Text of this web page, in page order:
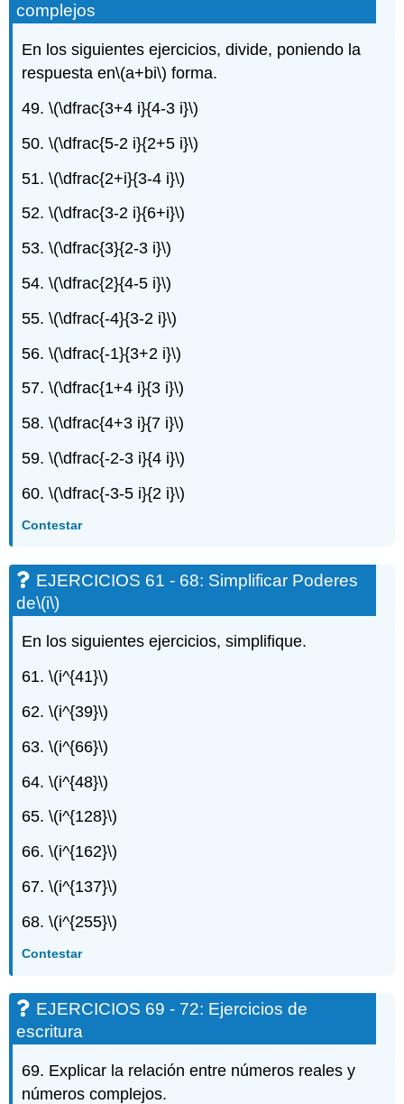
complejos
En los siguientes ejercicios, divide, poniendo la
respuesta en\(a+bi\) forma.
49.\(\dfrac{3+4 i}{4-3 i}\)
50.\(\dfrac{5-2 i}{2+5 i}\)
51.\(\dfrac{2+i}{3-4 i}\)
52.\(\dfrac{3-2 i}{6+i}\)
53.\(\dfrac{3}{2-3 i}\)
54.\(\dfrac{2}{4-5 i}\)
55.\(\dfrac{-4}{3-2 i}\)
56.\(\dfrac{-1}{3+2 i}\)
57.\(\dfrac{1+4 i}{3 i}\)
58.\(\dfrac{4+3 i}{7 i}\)
59.\(\dfrac{-2-3 i}{4 i}\)
60.\(\dfrac{-3-5 i}{2 i}\)
Contestar
EJERCICIOS 61 - 68: Simplificar Poderes
de\(i\)
En los siguientes ejercicios, simplifique.
61.\(i^{41}\)
62.\(i^{39}\)
63.\(i^{66}\)
64.\(i^{48}\)
65.\(i^{128}\)
66.\(i^{162}\)
67.\(i^{137}\)
68.\(i^{255}\)
Contestar
EJERCICIOS 69 - 72: Ejercicios de
escritura
69. Explicar la relación entre números reales y
números complejos.